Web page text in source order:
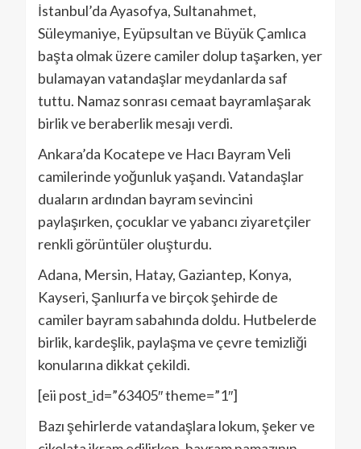
İstanbul’da Ayasofya, Sultanahmet,
Süleymaniye, Eyüpsultan ve Büyük Çamlıca
başta olmak üzere camiler dolup taşarken, yer
bulamayan vatandaşlar meydanlarda saf
tuttu. Namaz sonrası cemaat bayramlaşarak
birlik ve beraberlik mesajı verdi.
Ankara’da Kocatepe ve Hacı Bayram Veli
camilerinde yoğunluk yaşandı. Vatandaşlar
duaların ardından bayram sevincini
paylaşırken, çocuklar ve yabancı ziyaretçiler
renkli görüntüler oluşturdu.
Adana, Mersin, Hatay, Gaziantep, Konya,
Kayseri, Şanlıurfa ve birçok şehirde de
camiler bayram sabahında doldu. Hutbelerde
birlik, kardeşlik, paylaşma ve çevre temizliği
konularına dikkat çekildi.
[eii post_id=”63405″ theme=”1″]
Bazı şehirlerde vatandaşlara lokum, şeker ve